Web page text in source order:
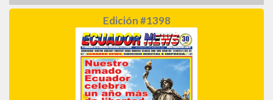
Edición #1398